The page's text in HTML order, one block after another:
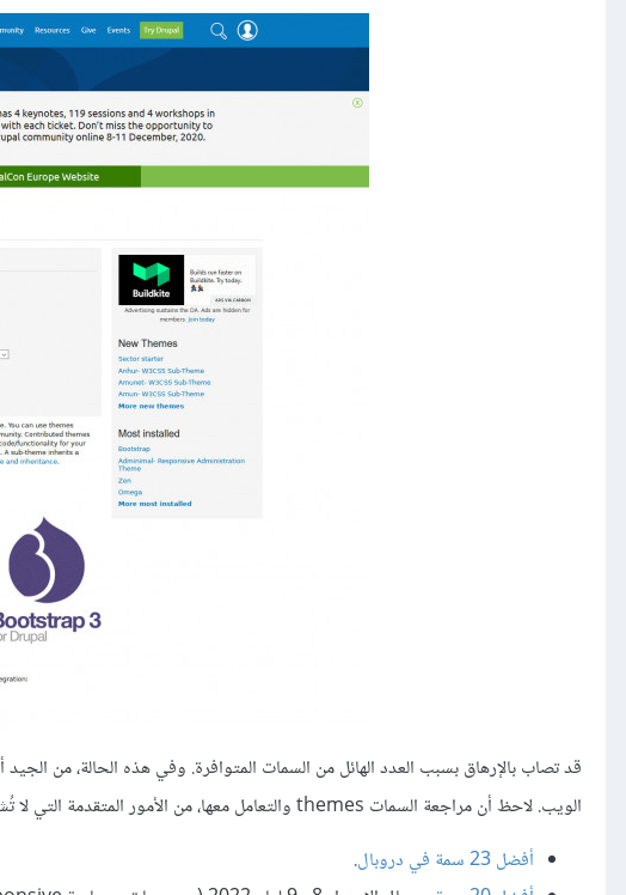
قد تصاب بالإرهاق بسبب العدد الهائل من السمات المتوافرة. وفي هذه الحالة، من
الويب. لاحظ أن مراجعة السمات themes والتعامل معها، من الأمور المتقدمة التي لا تُشرح في العادة للمبتدئين.
أفضل 23 سمة في دروبال
.